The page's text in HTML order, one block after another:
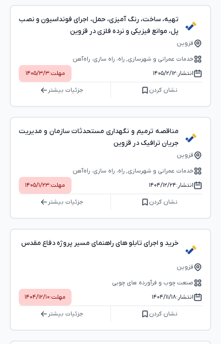
تهیه، ساخت، رنگ آمیزی، حمل، اجرای فونداسیون و نصب
پل، موانع فیزیکی و نرده فلزی در قزوین
قزوین
خدمات عمرانی و شهرسازی, راه، راه‌ سازی، راه‌آهن
انتشار:۱۴۰۵/۲/۱۲ مهلت:۱۴۰۵/۳/۳
نشان کردن جزئیات بیشتر
مناقصه ترمیم و نگهداری مستحدثات سازمان و مدیریت
جریان ترافیک در قزوین
قزوین
خدمات عمرانی و شهرسازی, راه، راه‌ سازی، راه‌آهن
انتشار:۱۴۰۴/۱۲/۲۴ مهلت:۱۴۰۵/۱/۲۳
نشان کردن جزئیات بیشتر
خرید و اجرای تابلو های راهنمای مسیر پروژه دفاع مقدس
قزوین
صنعت چوب و فرآورده های چوبی
انتشار:۱۴۰۴/۱۱/۱۸ مهلت:۱۴۰۴/۱۲/۱۰
نشان کردن جزئیات بیشتر